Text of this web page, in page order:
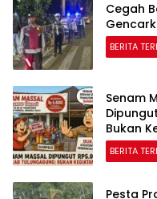
Cegah
BERITA
Senam
Bukan
BERITA
Pesta